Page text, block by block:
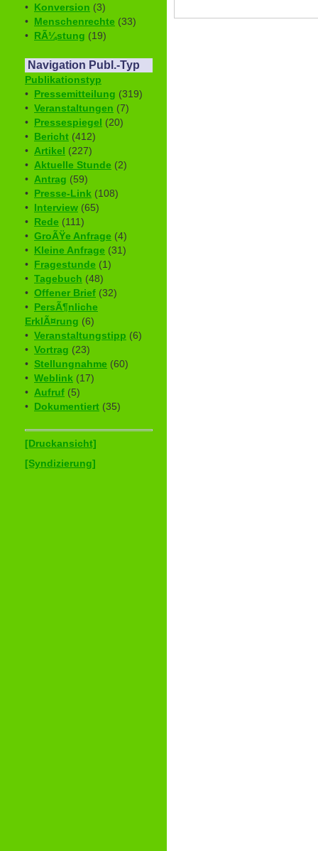
• Konversion (3)
• Menschenrechte (33)
• RÃ¼stung (19)
Navigation Publ.-Typ
Publikationstyp
• Pressemitteilung (319)
• Veranstaltungen (7)
• Pressespiegel (20)
• Bericht (412)
• Artikel (227)
• Aktuelle Stunde (2)
• Antrag (59)
• Presse-Link (108)
• Interview (65)
• Rede (111)
• GroÃŸe Anfrage (4)
• Kleine Anfrage (31)
• Fragestunde (1)
• Tagebuch (48)
• Offener Brief (32)
• PersÃ¶nliche
ErklÃ¤rung (6)
• Veranstaltungstipp (6)
• Vortrag (23)
• Stellungnahme (60)
• Weblink (17)
• Aufruf (5)
• Dokumentiert (35)
[Druckansicht]
[Syndizierung]